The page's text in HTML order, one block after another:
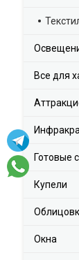
Все для
Готовые
Купели
Окна